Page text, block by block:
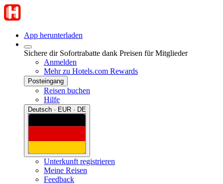
App herunterladen
Sichere dir Sofortrabatte dank Preisen für Mitglieder
Anmelden
Mehr zu Hotels.com Rewards
Posteingang
Reisen buchen
Hilfe
Deutsch · EUR · DE
Unterkunft registrieren
Meine Reisen
Feedback